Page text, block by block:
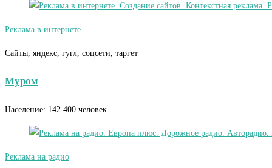
Реклама в интернете
Сайты, яндекс, гугл, соцсети, таргет
Муром
Население: 142 400 человек.
Реклама на радио